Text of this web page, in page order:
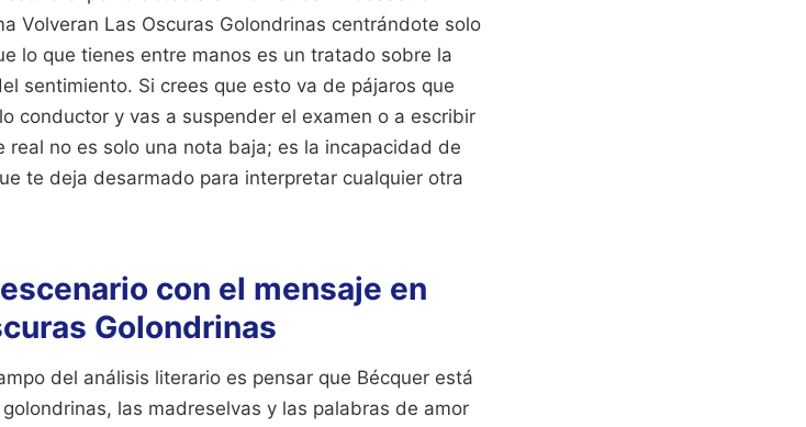
Volveran Las Oscuras Golondrinas centrándote solo
lo que tienes entre manos es un tratado sobre la
sentimiento. Si crees que esto va de pájaros que
conductor y vas a suspender el examen o a escribir
real no es solo una nota baja; es la incapacidad de
te deja desarmado para interpretar cualquier otra
con el mensaje en
Golondrinas
del análisis literario es pensar que Bécquer está
las madreselvas y las palabras de amor